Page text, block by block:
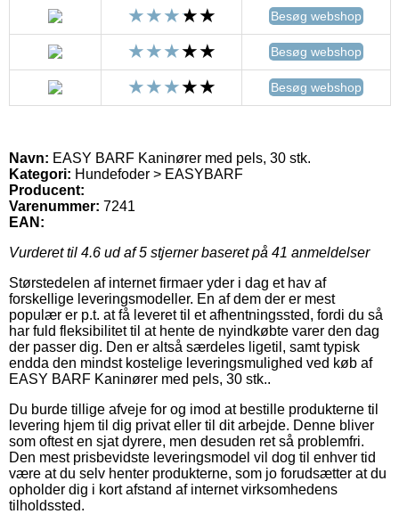
Besøg webshop
Besøg webshop
Besøg webshop
Navn: EASY BARF Kaninører med pels, 30 stk.
Kategori: Hundefoder > EASYBARF
Producent:
Varenummer: 7241
EAN:
Vurderet til 4.6 ud af 5 stjerner baseret på 41 anmeldelser
Størstedelen af internet firmaer yder i dag et hav af
forskellige leveringsmodeller. En af dem der er mest
populær er p.t. at få leveret til et afhentningssted, fordi du så
har fuld fleksibilitet til at hente de nyindkøbte varer den dag
der passer dig. Den er altså særdeles ligetil, samt typisk
endda den mindst kostelige leveringsmulighed ved køb af
EASY BARF Kaninører med pels, 30 stk..
Du burde tillige afveje for og imod at bestille produkterne til
levering hjem til dig privat eller til dit arbejde. Denne bliver
som oftest en sjat dyrere, men desuden ret så problemfri.
Den mest prisbevidste leveringsmodel vil dog til enhver tid
være at du selv henter produkterne, som jo forudsætter at du
opholder dig i kort afstand af internet virksomhedens
tilholdssted.